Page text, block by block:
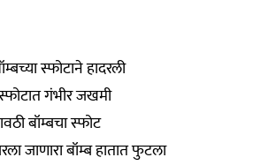
स्फोटाने हादरली
गंभीर जखमी
बॉम्बचा स्फोट
जाणारा बॉम्ब हातात फुटला